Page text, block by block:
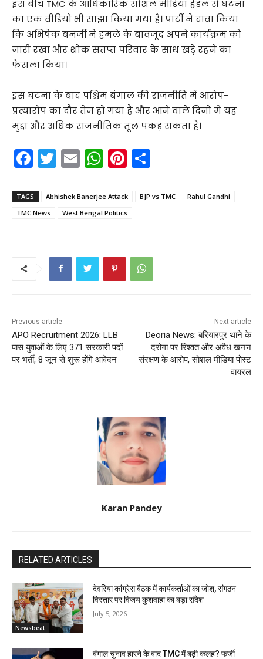
इस बीच TMC के आधिकारिक सोशल मीडिया हैंडल से घटना
का एक वीडियो भी साझा किया गया है। पार्टी ने दावा किया
कि अभिषेक बनर्जी ने हमले के बावजूद अपने कार्यक्रम को
जारी रखा और शोक संतप्त परिवार के साथ खड़े रहने का
फैसला किया।
इस घटना के बाद पश्चिम बंगाल की राजनीति में आरोप-
प्रत्यारोप का दौर तेज हो गया है और आने वाले दिनों में यह
मुद्दा और अधिक राजनीतिक तूल पकड़ सकता है।
F
a
c
e
T
w
itt
er
E
m
ai
l
W
h
a
ts
p
p
Pi
nt
er
e
ar
TAGS Abhishek Banerjee Attack BJP vs TMC
Rahul Gandhi
TMC News
West Bengal Politics
Previous article
APO Recruitment 2026: LLB
पास युवाओं के लिए 371 सरकारी पदों
पर भर्ती, 8 जून से शुरू होंगे आवेदन
Next article
Deoria News: बरियारपुर थाने के
दरोगा पर रिश्वत और अवैध खनन
संरक्षण के आरोप, सोशल मीडिया पोस्ट
वायरल
Karan Pandey
RELATED ARTICLES
Newsbeat
देवरिया कांग्रेस बैठक में कार्यकर्ताओं का जोश, संगठन
विस्तार पर विजय कुशवाहा का बड़ा संदेश
July 5, 2026
बंगाल चुनाव हारने के बाद TMC में बढ़ी कलह? फर्जी